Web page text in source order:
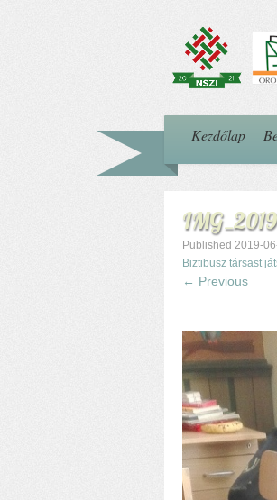
Kezdőlap
Published 2019-
Biztibusz társast
← Previous